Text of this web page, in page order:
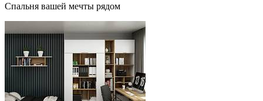
Спальня вашей мечты рядом